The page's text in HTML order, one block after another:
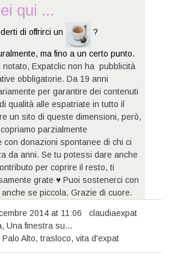
qui ...
di offrirci un ?
ma fino a un certo punto.
notato, Expatclic non ha pubblicità
obbligatorie. Da 19 anni
per garantire dei contenuti
qualità alle espatriate in tutto il
un sito di queste dimensioni, però,
parzialmente
con donazioni spontanee di chi ci
da anni. Se tu potessi dare anche
per coprire il resto, ti
grate ♥ Puoi sostenerci con
anche se piccola. Grazie di cuore.
2014 at 11:06
,Una finestra su...
Palo Alto,trasloco,vita d'expat
claudiaexpat